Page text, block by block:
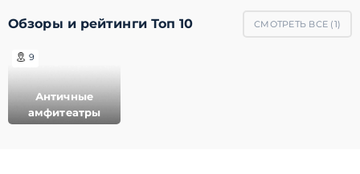
Обзоры и рейтинги Топ 10 СМОТРЕТЬ ВСЕ (1)
9
Античные
амфитеатры